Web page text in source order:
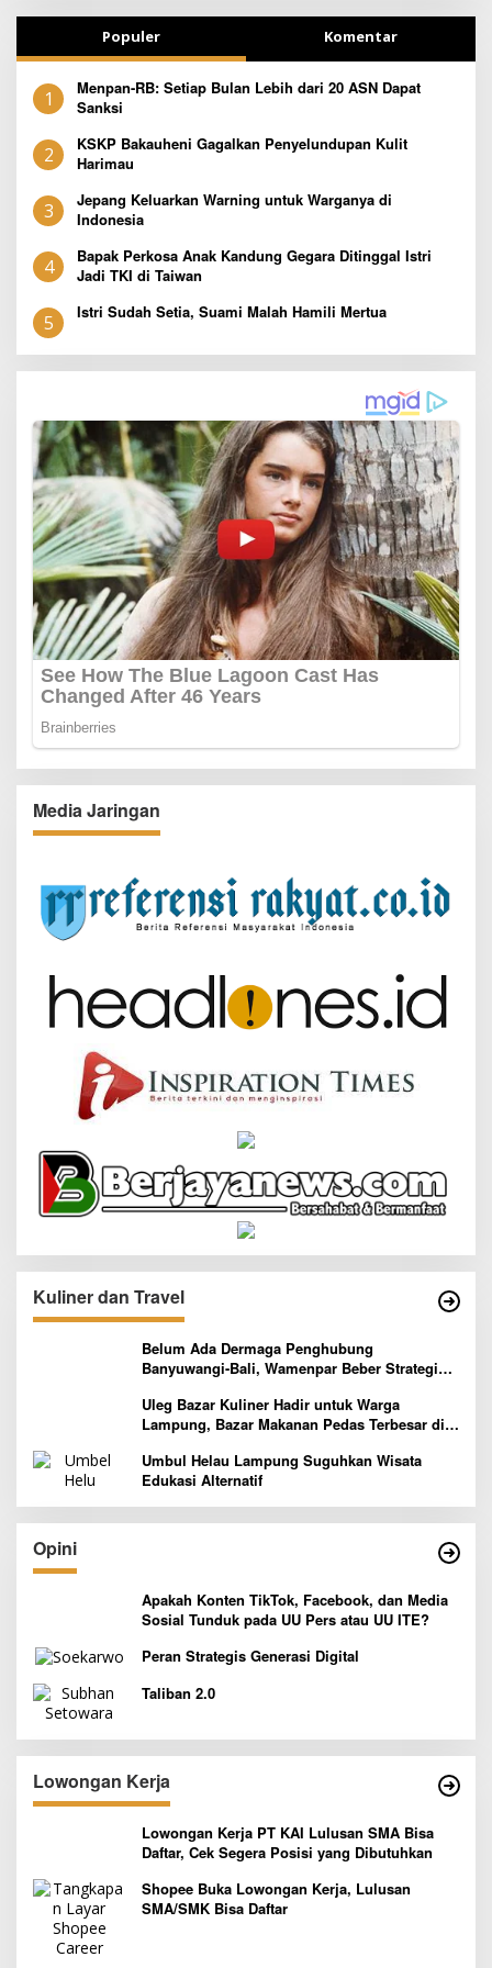
Populer Komentar
1
Menpan-RB: Setiap Bulan Lebih dari 20 ASN Dapat
Sanksi
2
KSKP Bakauheni Gagalkan Penyelundupan Kulit
Harimau
3
Jepang Keluarkan Warning untuk Warganya di
Indonesia
4
Bapak Perkosa Anak Kandung Gegara Ditinggal Istri
Jadi TKI di Taiwan
5 Istri Sudah Setia, Suami Malah Hamili Mertua
Media Jaringan
Kuliner dan Travel
Belum Ada Dermaga Penghubung
Banyuwangi-Bali, Wamenpar Beber Strategi
Uleg Bazar Kuliner Hadir untuk Warga
Lampung, Bazar Makanan Pedas Terbesar di
Umbul Helau Lampung Suguhkan Wisata
Edukasi Alternatif
Opini
Apakah Konten TikTok, Facebook, dan Media
Sosial Tunduk pada UU Pers atau UU ITE?
Peran Strategis Generasi Digital
Taliban 2.0
Lowongan Kerja
Lowongan Kerja PT KAI Lulusan SMA Bisa
Daftar, Cek Segera Posisi yang Dibutuhkan
Shopee Buka Lowongan Kerja, Lulusan
SMA/SMK Bisa Daftar